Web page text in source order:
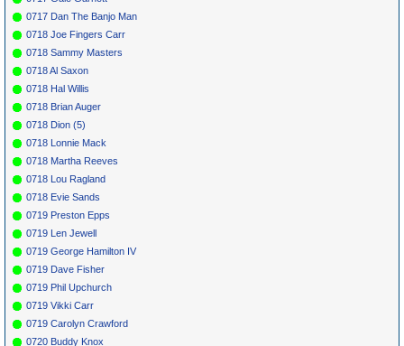
0717 Dan The Banjo Man
0718 Joe Fingers Carr
0718 Sammy Masters
0718 Al Saxon
0718 Hal Willis
0718 Brian Auger
0718 Dion (5)
0718 Lonnie Mack
0718 Martha Reeves
0718 Lou Ragland
0718 Evie Sands
0719 Preston Epps
0719 Len Jewell
0719 George Hamilton IV
0719 Dave Fisher
0719 Phil Upchurch
0719 Vikki Carr
0719 Carolyn Crawford
0720 Buddy Knox